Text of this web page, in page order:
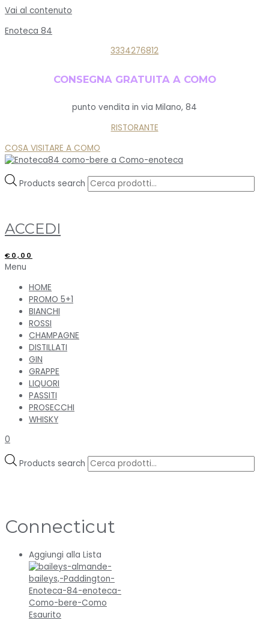
Vai al contenuto
Enoteca 84
3334276812
CONSEGNA GRATUITA A COMO
punto vendita in via Milano, 84
RISTORANTE
COSA VISITARE A COMO
Products search
ACCEDI
€ 0,00
Menu
HOME
PROMO 5+1
BIANCHI
ROSSI
CHAMPAGNE
DISTILLATI
GIN
GRAPPE
LIQUORI
PASSITI
PROSECCHI
WHISKY
0
Products search
Connecticut
Aggiungi alla Lista
Esaurito